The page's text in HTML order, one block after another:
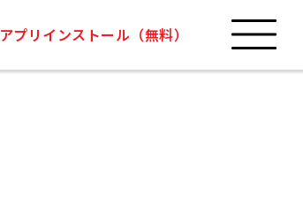
アプリインストール（無料）